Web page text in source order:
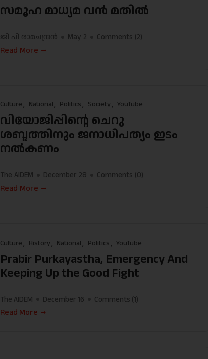
സമൂഹ മാധ്യമ വന്‍ മതില്‍
ജി പി രാമചന്ദ്രന്‍ May 2 Comments (2)
Read More
Culture National Politics Society YouTube
വിയോജിപ്പിന്റെ ചെറു
ശബ്ദത്തിനും ജനാധിപത്യം ഇടം
നൽകണം
The AIDEM December 28 Comments (0)
Read More
Culture History National Politics YouTube
Prabir Purkayastha, Emergency And
Keeping Up the Good Fight
The AIDEM December 16 Comments (1)
Read More